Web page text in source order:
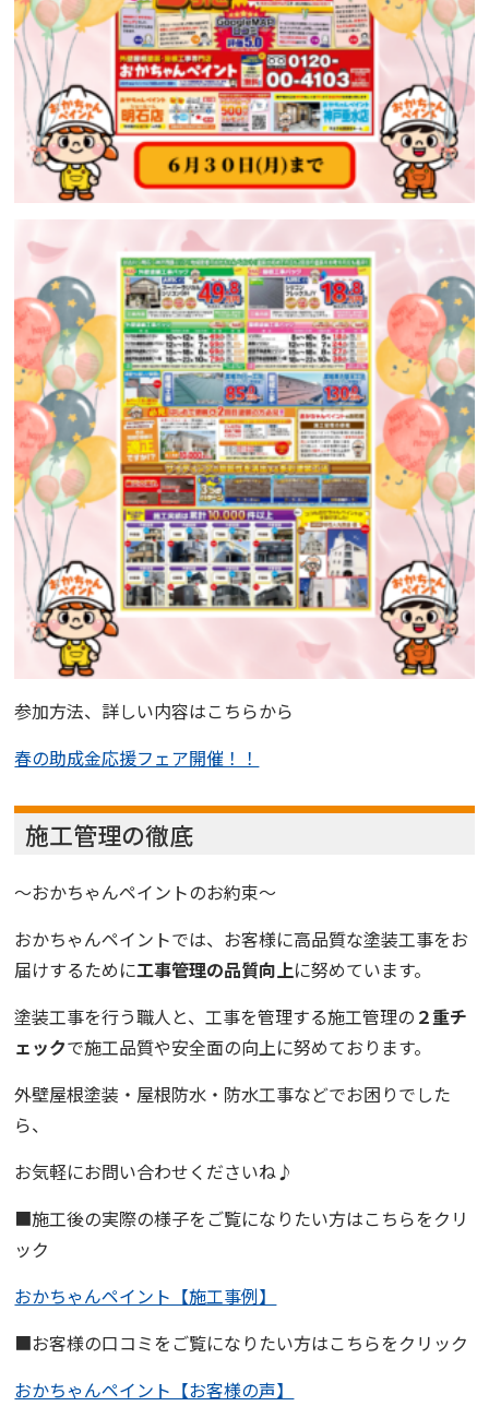
参加方法、詳しい内容はこちらから
春の助成金応援フェア開催！！
施工管理の徹底
〜おかちゃんペイントのお約束〜
おかちゃんペイントでは、お客様に高品質な塗装工事をお
届けするために工事管理の品質向上に努めています。
塗装工事を行う職人と、工事を管理する施工管理の ２重チ
ェックで施工品質や安全面の向上に努めております。
外壁屋根塗装・屋根防水・防水工事などでお困りでした
ら、
お気軽にお問い合わせくださいね♪
■施工後の実際の様子をご覧になりたい方はこちらをクリ
ック
おかちゃんペイント【施工事例】
■お客様の口コミをご覧になりたい方はこちらをクリック
おかちゃんペイント【お客様の声】